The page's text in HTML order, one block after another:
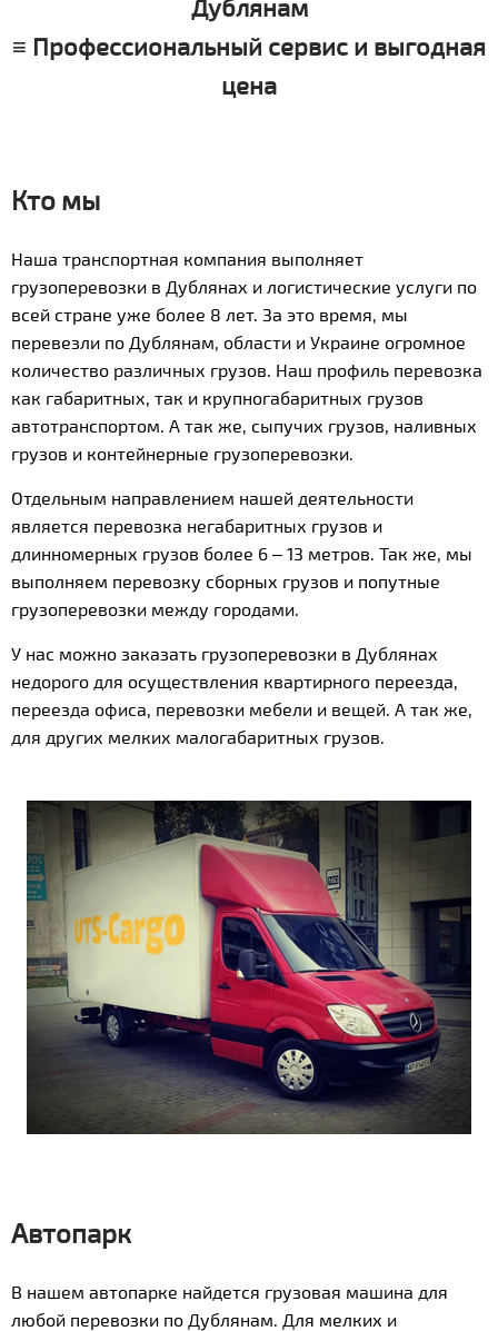
Дублянам
≡ Профессиональный сервис и выгодная
цена
Кто мы
Наша транспортная компания выполняет
грузоперевозки в Дублянах и логистические услуги по
всей стране уже более 8 лет. За это время, мы
перевезли по Дублянам, области и Украине огромное
количество различных грузов. Наш профиль перевозка
как габаритных, так и крупногабаритных грузов
автотранспортом. А так же, сыпучих грузов, наливных
грузов и контейнерные грузоперевозки.
Отдельным направлением нашей деятельности
является перевозка негабаритных грузов и
длинномерных грузов более 6 – 13 метров. Так же, мы
выполняем перевозку сборных грузов и попутные
грузоперевозки между городами.
У нас можно заказать грузоперевозки в Дублянах
недорого для осуществления квартирного переезда,
переезда офиса, перевозки мебели и вещей. А так же,
для других мелких малогабаритных грузов.
Автопарк
В нашем автопарке найдется грузовая машина для
любой перевозки по Дублянам. Для мелких и